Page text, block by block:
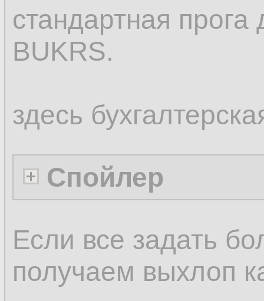
стандартная прога
BUKRS.
здесь
Спойлер
Если все задать
получаем выхлоп